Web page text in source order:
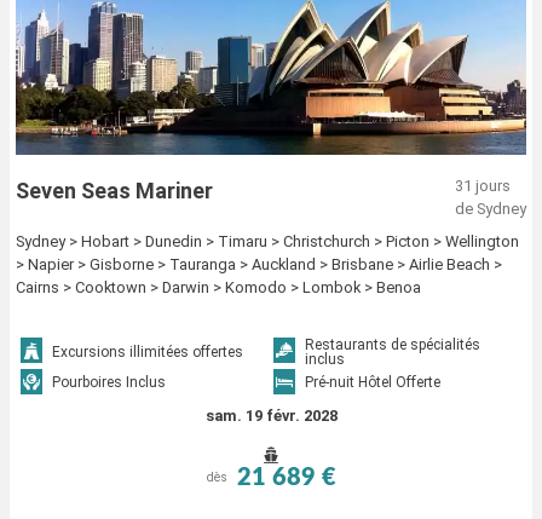
Seven Seas Mariner
31 jours
de Sydney
Sydney > Hobart > Dunedin > Timaru > Christchurch > Picton > Wellington
> Napier > Gisborne > Tauranga > Auckland > Brisbane > Airlie Beach >
Cairns > Cooktown > Darwin > Komodo > Lombok > Benoa
Excursions illimitées offertes
Restaurants de spécialités
inclus
Pourboires Inclus
Pré-nuit Hôtel Offerte
sam. 19 févr. 2028
dès 21 689 €